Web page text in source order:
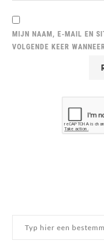
MIJN NAAM, E-MAIL EN
VOLGENDE KEER